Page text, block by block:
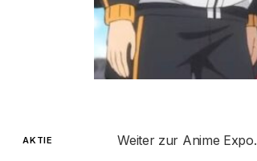
AKTIE Weiter zur Anime Expo.